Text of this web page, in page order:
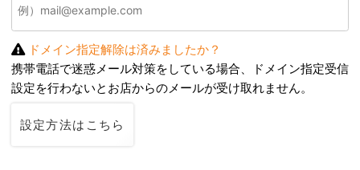
ドメイン指定解除は済みましたか？
携帯電話で迷惑メール対策をしている場合、ドメイン指定受信
設定を行わないとお店からのメールが受け取れません。
設定方法はこちら